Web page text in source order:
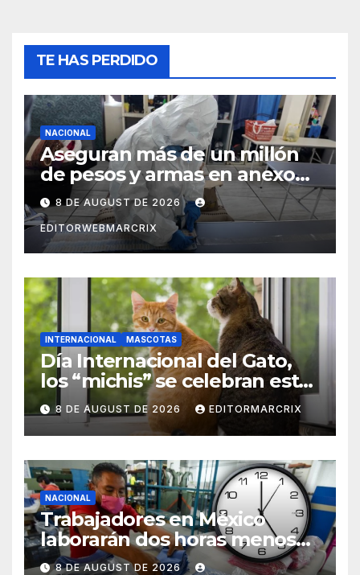
TE HAS PERDIDO
NACIONAL
Aseguran más de un millón
de pesos y armas en anexo
de Guadalajara
8 DE AUGUST DE 2026
EDITORWEBMARCRIX
INTERNACIONAL MASCOTAS
Día Internacional del Gato,
los “michis” se celebran este
8 de agosto
8 DE AUGUST DE 2026 EDITORMARCRIX
NACIONAL
Trabajadores en México
laborarán dos horas menos
desde 2027
8 DE AUGUST DE 2026